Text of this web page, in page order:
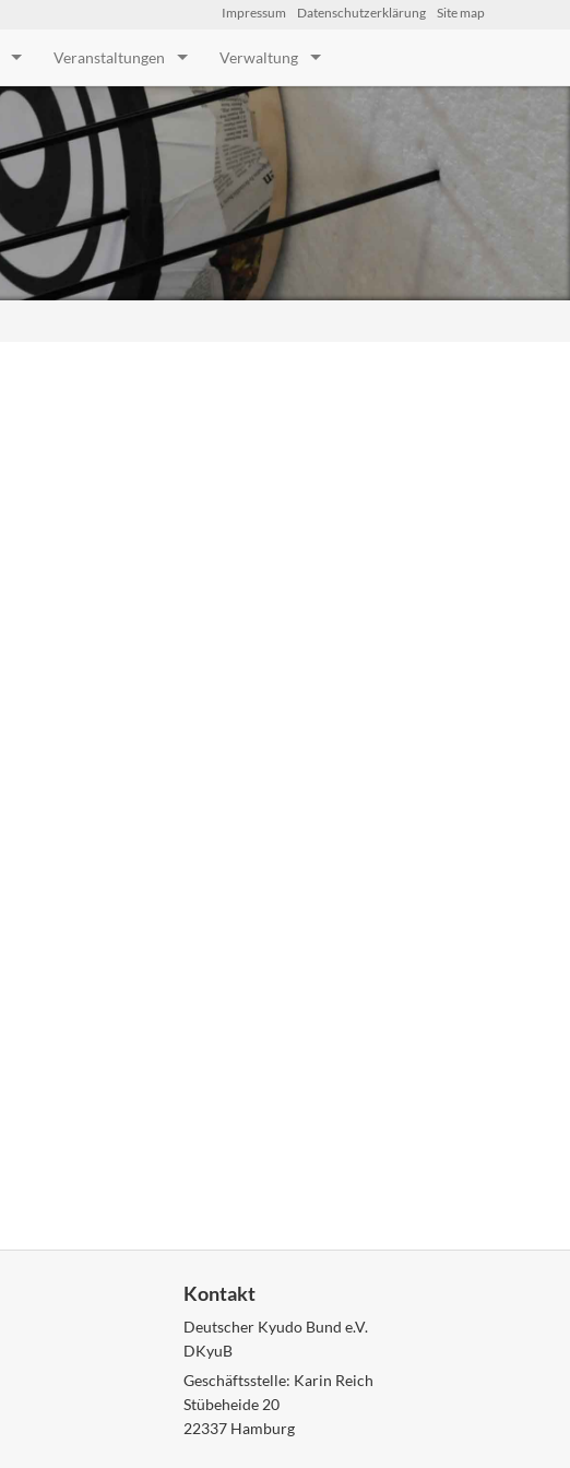
Impressum Datenschutzerklärung Site map
Veranstaltungen Verwaltung
Kontakt
Deutscher Kyudo Bund e.V.
DKyuB
Geschäftsstelle: Karin Reich
Stübeheide 20
22337 Hamburg